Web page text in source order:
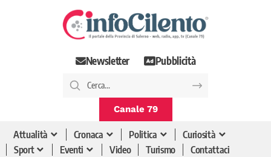
Newsletter Pubblicità
Canale 79
Attualità Cronaca Politica
Curiosità
Sport
Eventi Video Turismo Contattaci